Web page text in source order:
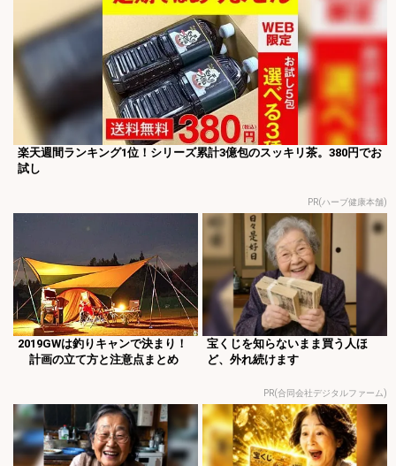
楽天週間ランキング1位！シリーズ累計3億包のスッキリ茶。380円でお
試し
PR(ハーブ健康本舗)
2019GWは釣りキャンで決まり！
計画の立て方と注意点まとめ
宝くじを知らないまま買う人ほ
ど、外れ続けます
PR(合同会社デジタルファーム)